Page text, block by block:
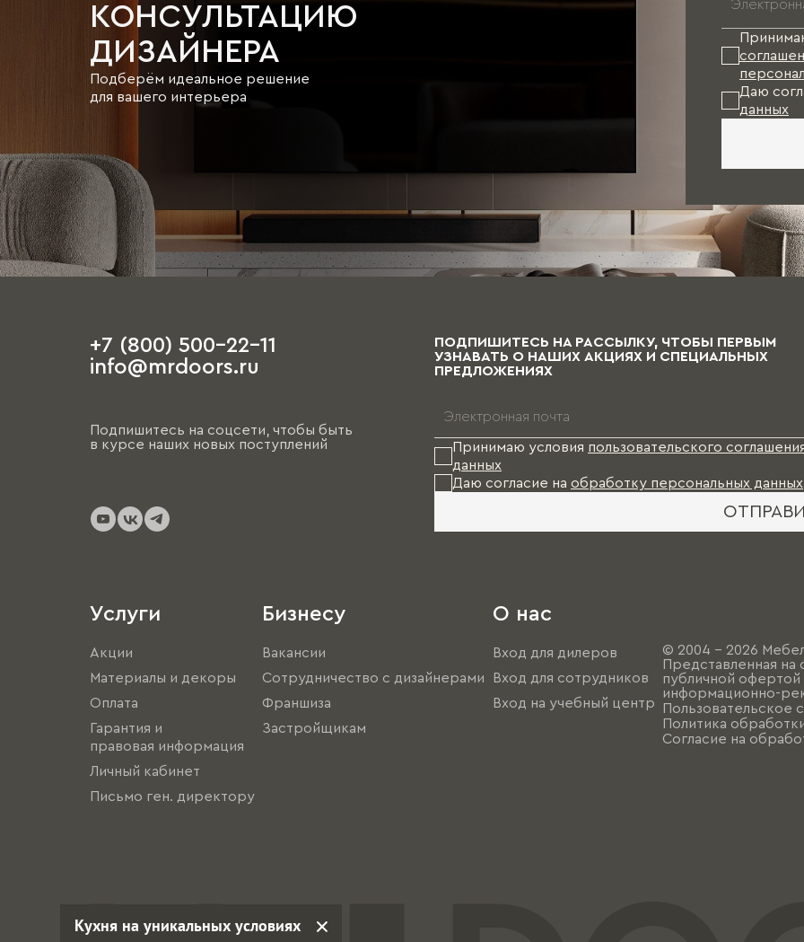
КОНСУЛЬТАЦИЮ
ДИЗАЙНЕРА
Подберём идеальное решение
для вашего интерьера
Даю
данных
+7 (800) 500-22-11
info@mrdoors.ru
Подпишитесь на соцсети, чтобы быть
в курсе наших новых поступлений
ПОДПИШИТЕСЬ НА РАССЫЛКУ, ЧТОБЫ ПЕРВЫМ
УЗНАВАТЬ О НАШИХ АКЦИЯХ И СПЕЦИАЛЬНЫХ
ПРЕДЛОЖЕНИЯХ
Принимаю условия пользовательского
данных
Даю согласие на обработку персональных данных
Услуги
Акции
Материалы и декоры
Оплата
Гарантия и
правовая информация
Личный кабинет
Письмо ген. директору
Бизнесу
Вакансии
Сотрудничество с дизайнерами
Франшиза
Застройщикам
О нас
Вход для дилеров
Вход для сотрудников
Вход на учебный центр
© 2004 - 2026
Представленная на
публичной офертой
информационно-
Пользовательское
Политика
Согласие на
Кухня на уникальных условиях